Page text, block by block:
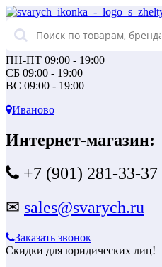
ПН-ПТ 09:00 - 19:00
СБ 09:00 - 19:00
ВС 09:00 - 19:00
Иваново
Интернет-магазин:
+7 (901) 281-33-37
✉ sales@svarych.ru
Заказать звонок
Скидки для юридических лиц!